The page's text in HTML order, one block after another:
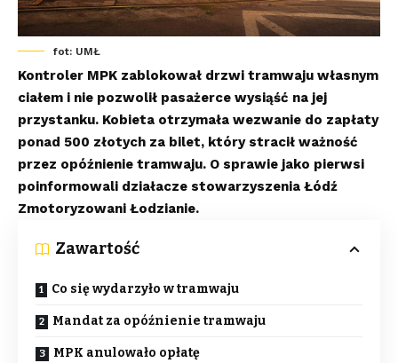
fot: UMŁ
Kontroler MPK zablokował drzwi tramwaju własnym
ciałem i nie pozwolił pasażerce wysiąść na jej
przystanku. Kobieta otrzymała wezwanie do zapłaty
ponad 500 złotych za bilet, który stracił ważność
przez opóźnienie tramwaju. O sprawie jako pierwsi
poinformowali działacze stowarzyszenia Łódź
Zmotoryzowani Łodzianie.
Zawartość
Co się wydarzyło w tramwaju
Mandat za opóźnienie tramwaju
MPK anulowało opłatę